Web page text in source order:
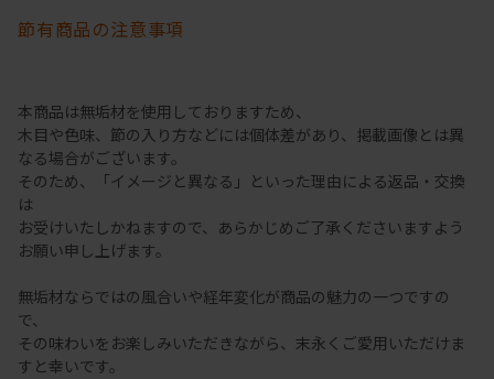
節有商品の注意事項
本商品は無垢材を使用しておりますため、
木目や色味、節の入り方などには個体差があり、掲載画像とは異
なる場合がございます。
そのため、「イメージと異なる」といった理由による返品・交換
は
お受けいたしかねますので、あらかじめご了承くださいますよう
お願い申し上げます。
無垢材ならではの風合いや経年変化が商品の魅力の一つですの
で、
その味わいをお楽しみいただきながら、末永くご愛用いただけま
すと幸いです。